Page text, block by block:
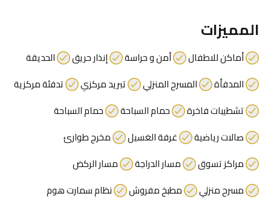
المميزات
أماكن للاطفال أمن و حراسة إنذار حريق
الحديقة
المدفأة
المسرح المنزلي تبريد مركزي
تدفئة مركزية
تشطيبات فاخرة
حمام السباحة
حمام السباحة
صالات رياضية
غرفة الغسيل
مخرج طوارئ
مراكز تسوق
مسار الدراجة
مسار الركض
مسرح منزلي
مطبخ مفروش
نظام سمارت هوم